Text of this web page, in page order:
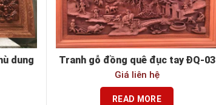
dung
Tranh gỗ đồng quê đục tay ĐQ-03
Giá liên hệ
READ MORE